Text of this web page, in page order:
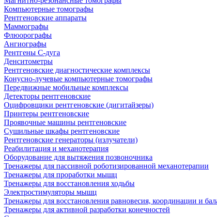
Компьютерные томографы
Рентгеновские аппараты
Маммографы
Флюорографы
Ангиографы
Рентгены С-дуга
Денситометры
Рентгеновские диагностические комплексы
Конусно-лучевые компьютерные томографы
Передвижные мобильные комплексы
Детекторы рентгеновские
Оцифровщики рентгеновские (дигитайзеры)
Принтеры рентгеновские
Проявочные машины рентгеновские
Сушильные шкафы рентгеновские
Рентгеновские генераторы (излучатели)
Реабилитация и механотерапия
Оборудование для вытяжения позвоночника
Тренажеры для пассивной роботизированной механотерапии
Тренажеры для проработки мышц
Тренажеры для восстановления ходьбы
Электростимуляторы мышц
Тренажеры для восстановления равновесия, координации и
Тренажеры для активной разработки конечностей